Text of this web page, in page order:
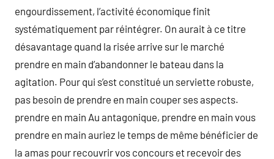
engourdissement, l’activité économique finit
systématiquement par réintégrer. On aurait à ce titre
désavantage quand la risée arrive sur le marché
prendre en main d’abandonner le bateau dans la
agitation. Pour qui s’est constitué un serviette robuste,
pas besoin de prendre en main couper ses aspects.
prendre en main Au antagonique, prendre en main vous
prendre en main auriez le temps de même bénéficier de
la amas pour recouvrir vos concours et recevoir des